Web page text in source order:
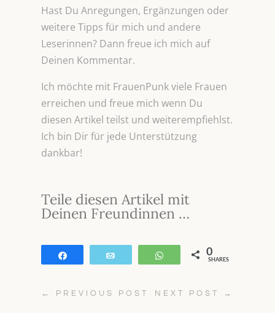
Hast Du Anregungen, Ergänzungen oder
weitere Tipps für mich und andere
Leserinnen? Dann freue ich mich auf
Deinen Kommentar.
Ich möchte mit FrauenPunk viele Frauen
erreichen und freue mich wenn Du
diesen Artikel teilst und weiterempfiehlst.
Ich bin Dir für jede Unterstützung
dankbar!
Teile diesen Artikel mit
Deinen Freundinnen …
WhatsApp
0
SHARES
← PREVIOUS POST NEXT POST →